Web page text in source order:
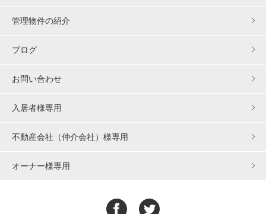
管理物件の紹介
ブログ
お問い合わせ
入居者様専用
不動産会社（仲介会社）様専用
オーナー様専用